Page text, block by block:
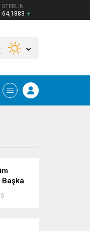
STERLİN
64,1883
Başka
0